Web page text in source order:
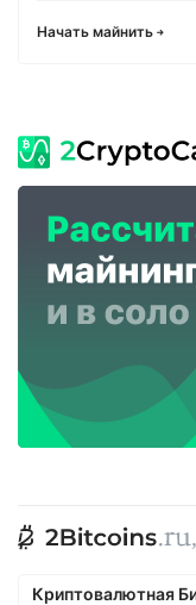
Начать майнить
Криптовалютная